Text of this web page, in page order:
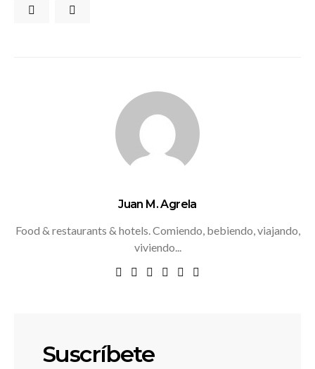
Juan M. Agrela
Food & restaurants & hotels. Comiendo, bebiendo, viajando,
viviendo...
Suscríbete